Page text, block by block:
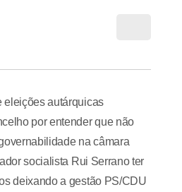
eleições autárquicas
por entender que não
na câmara
socialista Rui Serrano ter
deixando a gestão PS/CDU